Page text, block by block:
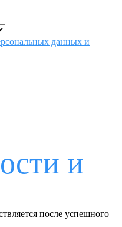
данных и
и
после успешного